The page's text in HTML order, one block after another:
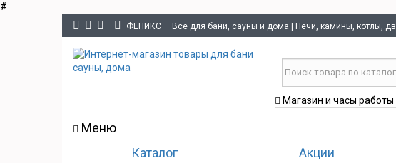
#
ФЕНИКС — Все для бани, сауны и дома | Печи, камины, котлы,
Магазин и часы работы
Меню
Каталог
Акции